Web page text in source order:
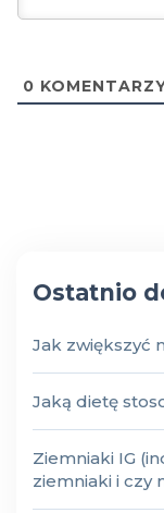
0
Ostatnio
Jak zwiększyć
Jaką dietę
Ziemniaki IG
ziemniaki i czy